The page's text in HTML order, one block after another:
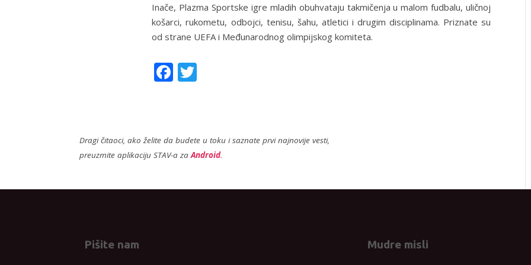
Inače, Plazma Sportske igre mladih obuhvataju takmičenja u malom fudbalu, uličnoj
košarci, rukometu, odbojci, tenisu, šahu, atletici i drugim disciplinama. Priznate su
od strane UEFA i Međunarodnog olimpijskog komiteta.
F
o
o
k
Dragi čitaoci, ako želite da budete u toku i saznate prvi najnovije vesti,
preuzmite aplikaciju STAV-a zaAndroid.
Pišite nam Mudre misli